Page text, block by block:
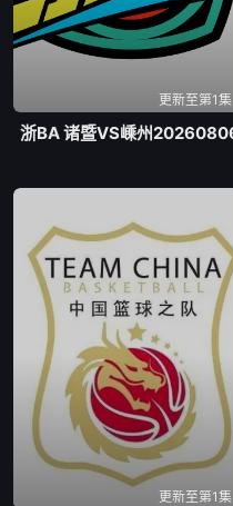
更新至第1集
浙BA 诸暨VS嵊州
更新至第1集